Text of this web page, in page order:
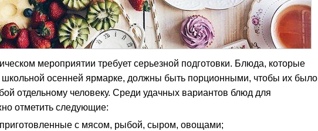
мероприятии требует серьезной подготовки. Блюда, которые
школьной осенней ярмарке, должны быть порционными, чтобы их было
отдельному человеку. Среди удачных вариантов блюд для
отметить следующие:
с мясом, рыбой, сыром, овощами;